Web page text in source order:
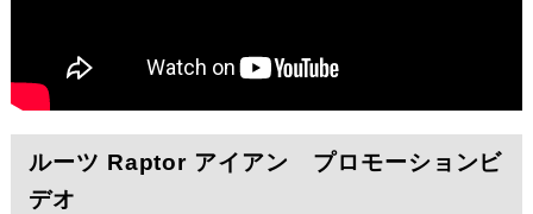
ルーツ Raptor アイアン プロモーションビ
デオ